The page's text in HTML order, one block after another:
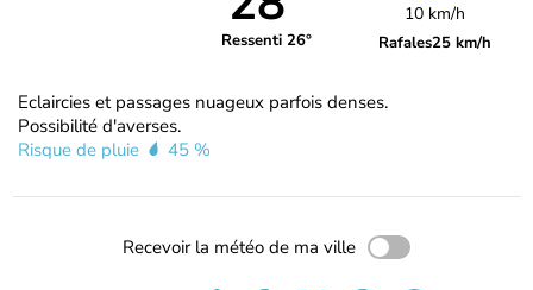
Ressenti 26°
10 km/h
Rafales25 km/h
Eclaircies et passages nuageux parfois denses.
Possibilité d'averses.
Risque de pluie
45 %
Recevoir la météo de ma ville